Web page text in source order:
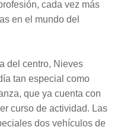
cada vez más
en el mundo del
del centro, Nieves
tan especial como
que ya cuenta con
curso de actividad. Las
dos vehículos de